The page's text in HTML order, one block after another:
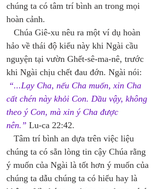
chúng ta có tâm trí bình an trong mọi
hoàn cảnh.
Chúa Giê-xu nêu ra một ví dụ hoàn
hảo về thái độ kiểu này khi Ngài cầu
nguyện tại vườn Ghết-sê-ma-nê, trước
khi Ngài chịu chết đau đớn. Ngài nói:
“...Lạy Cha, nếu Cha muốn, xin Cha
cất chén này khỏi Con. Dầu vậy, không
theo ý Con, mà xin ý Cha được
nên.” Lu-ca 22:42.
Tâm trí bình an dựa trên việc liệu
chúng ta có sẵn lòng tin cậy Chúa rằng
ý muốn của Ngài là tốt hơn ý muốn của
chúng ta dẫu chúng ta có hiểu hay là